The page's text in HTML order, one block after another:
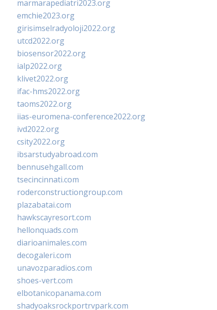
marmarapediatri2023.org
emchie2023.org
girisimselradyoloji2022.org
utcd2022.org
biosensor2022.org
ialp2022.org
klivet2022.org
ifac-hms2022.org
taoms2022.org
iias-euromena-conference2022.org
ivd2022.org
csity2022.org
ibsarstudyabroad.com
bennusehgall.com
tsecincinnati.com
roderconstructiongroup.com
plazabatai.com
hawkscayresort.com
hellonquads.com
diarioanimales.com
decogaleri.com
unavozparadios.com
shoes-vert.com
elbotanicopanama.com
shadyoaksrockportrvpark.com